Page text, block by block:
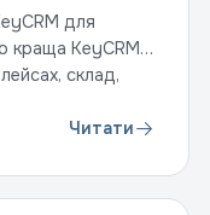
для
краща KeyCRM
склад,
боти,
Читати